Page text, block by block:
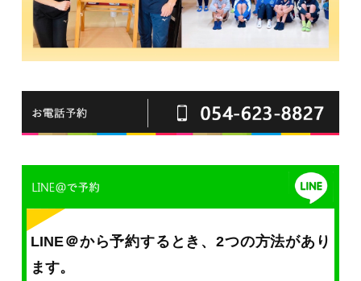
LINE＠から予約するとき、2つの方法があり
ます。